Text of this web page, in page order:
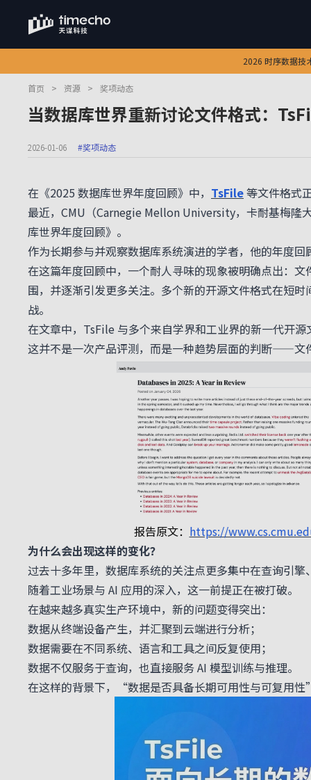
2026 时序数据技
首页 > 资源 > 奖项动态
当数据库世界重新讨论文件格式：
2026-01-06 #奖项动态
在《2025 数据库世界年度回顾》中， TsFile等文件格式
最近，CMU（Carnegie Mellon University，卡耐基梅隆
库世界年度回顾》。
作为长期参与并观察数据库系统演进的学者，他的年度
在这篇年度回顾中，一个耐人寻味的现象被明确点出：
围，并逐渐引发更多关注。多个新的开源文件格式在短
战。
在文章中，TsFile 与多个来自学界和工业界的新一代开
这并不是一次产品评测，而是一种趋势层面的判断——
报告原文： https://
为什么会出现这样的变化？
过去十多年里，数据库系统的关注点更多集中在查询引
随着工业场景与 AI 应用的深入，这一前提正在被打破。
在越来越多真实生产环境中，新的问题变得突出：
数据从终端设备产生，并汇聚到云端进行分析；
数据需要在不同系统、语言和工具之间反复使用；
数据不仅服务于查询，也直接服务 AI 模型训练与推理。
在这样的背景下，“数据是否具备长期可用性与可复用